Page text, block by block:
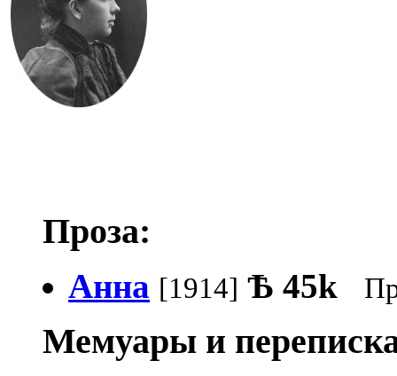
Проза:
Анна [1914] Ѣ 45k
Мемуары и